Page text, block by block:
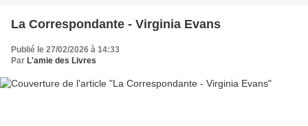
La Correspondante - Virginia Evans
Publié le 27/02/2026 à 14:33
Par L'amie des Livres